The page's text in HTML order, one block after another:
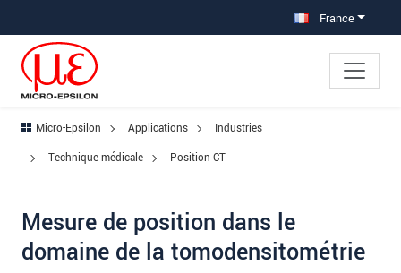
France
Micro-Epsilon Applications
Industries
Technique médicale
Position CT
Mesure de position dans le
domaine de la tomodensitométrie